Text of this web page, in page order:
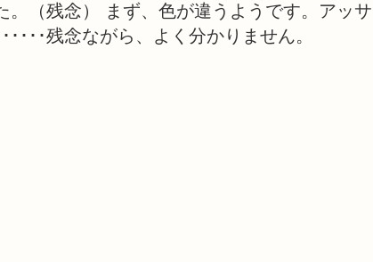
（残念） まず、色が違うようです。アッサ
･･･残念ながら、よく分かりません。